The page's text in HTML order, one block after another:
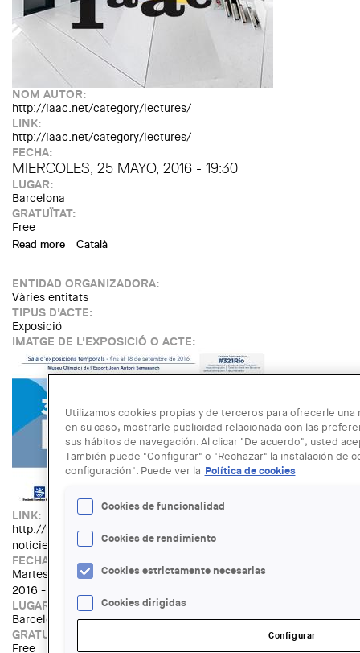
NOM AUTOR:
http://iaac.net/category/lectures/
LINK:
http://iaac.net/category/lectures/
FECHA:
MIERCOLES, 25 MAYO, 2016 - 19:30
LUGAR:
Barcelona
GRATUÏTAT:
Free
Read more about Lecture by Carmelo Zappulla - External Reference
Català
ENTIDAD ORGANIZADORA:
Vàries entitats
TIPUS D'ACTE:
Exposició
IMATGE DE L'EXPOSICIÓ O ACTE:
LINK:
http://www.museuolimpicbcn.cat/cat/expos_det.asp?
noticies_det.asp?id_bloc=1&id_sort=13&id_expo=324
FECHA:
Martes, 3 Mayo, 2016 - 10:00hastaDomingo, 18 Septiembre,
2016 - 20:00
LUGAR:
Barcelona
GRATUÏTAT:
Free
Utilizamos cookies propias y de terceros para ofrecerle una
en su caso, mostrarle publicidad relacionada con las
sus hábitos de navegación. Al clicar "De acuerdo", usted
También puede "Configurar" o "Rechazar" la instalación de
configuración". Puede ver la Política de cookies
Cookies de funcionalidad
Cookies de rendimiento
Cookies estrictamente necesarias
Cookies dirigidas
Configurar